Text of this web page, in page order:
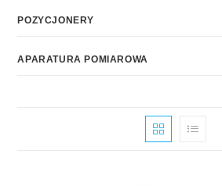
POZYCJONERY
APARATURA POMIAROWA